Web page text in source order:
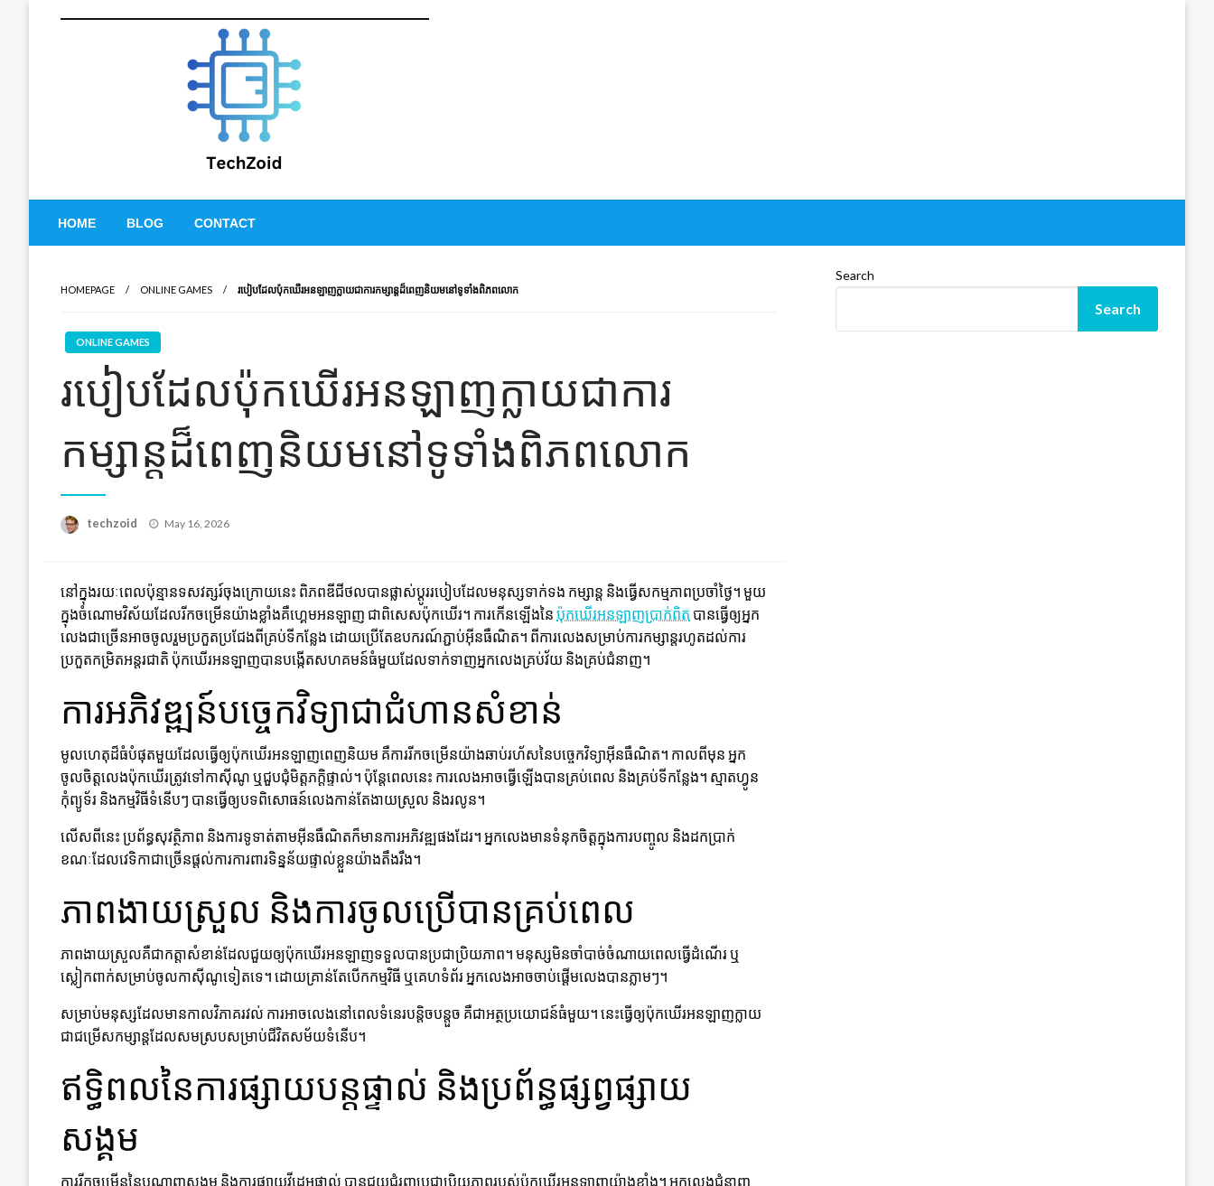
Tech Zoid
HOME BLOG CONTACT
HOMEPAGE ONLINE GAMES របៀបដែលប៉ុកឃើរអនឡាញក្លាយជាការកម្សាន្តដ៏ពេញនិយមនៅទូទាំងពិភពលោក
ONLINE GAMES
របៀបដែលប៉ុកឃើរអនឡាញក្លាយជាការ
កម្សាន្តដ៏ពេញនិយមនៅទូទាំងពិភពលោក
techzoid
Posted
May 16, 2026
នៅក្នុងរយៈពេលប៉ុន្មានទសវត្សរ៍ចុងក្រោយនេះ ពិភពឌីជីថលបានផ្លាស់ប្តូររបៀបដែលមនុស្សទាក់ទង កម្សាន្ត និងធ្វើសកម្មភាពប្រចាំថ្ងៃ។ មួយ
ក្នុងចំណោមវិស័យដែលរីកចម្រើនយ៉ាងខ្លាំងគឺហ្គេមអនឡាញ ជាពិសេសប៉ុកឃើរ។ ការកើនឡើងនៃ ប៉ុកឃើរអនឡាញប្រាក់ពិត បានធ្វើឲ្យអ្នក
លេងជាច្រើនអាចចូលរួមប្រកួតប្រជែងពីគ្រប់ទីកន្លែង ដោយប្រើតែឧបករណ៍ភ្ជាប់អ៊ីនធឺណិត។ ពីការលេងសម្រាប់ការកម្សាន្តរហូតដល់ការ
ប្រកួតកម្រិតអន្តរជាតិ ប៉ុកឃើរអនឡាញបានបង្កើតសហគមន៍ធំមួយដែលទាក់ទាញអ្នកលេងគ្រប់វ័យ និងគ្រប់ជំនាញ។
ការអភិវឌ្ឍន៍បច្ចេកវិទ្យាជាជំហានសំខាន់
មូលហេតុដ៏ធំបំផុតមួយដែលធ្វើឲ្យប៉ុកឃើរអនឡាញពេញនិយម គឺការរីកចម្រើនយ៉ាងឆាប់រហ័សនៃបច្ចេកវិទ្យាអ៊ីនធឺណិត។ កាលពីមុន អ្នក
ចូលចិត្តលេងប៉ុកឃើរត្រូវទៅកាស៊ីណូ ឬជួបជុំមិត្តភក្តិផ្ទាល់។ ប៉ុន្តែពេលនេះ ការលេងអាចធ្វើឡើងបានគ្រប់ពេល និងគ្រប់ទីកន្លែង។ ស្មាតហ្វូន
កុំព្យូទ័រ និងកម្មវិធីទំនើបៗ បានធ្វើឲ្យបទពិសោធន៍លេងកាន់តែងាយស្រួល និងរលូន។
លើសពីនេះ ប្រព័ន្ធសុវត្ថិភាព និងការទូទាត់តាមអ៊ីនធឺណិតក៏មានការអភិវឌ្ឍផងដែរ។ អ្នកលេងមានទំនុកចិត្តក្នុងការបញ្ចូល និងដកប្រាក់
ខណៈដែលវេទិកាជាច្រើនផ្តល់ការការពារទិន្នន័យផ្ទាល់ខ្លួនយ៉ាងតឹងរឹង។
ភាពងាយស្រួល និងការចូលប្រើបានគ្រប់ពេល
ភាពងាយស្រួលគឺជាកត្តាសំខាន់ដែលជួយឲ្យប៉ុកឃើរអនឡាញទទួលបានប្រជាប្រិយភាព។ មនុស្សមិនចាំបាច់ចំណាយពេលធ្វើដំណើរ ឬ
ស្លៀកពាក់សម្រាប់ចូលកាស៊ីណូទៀតទេ។ ដោយគ្រាន់តែបើកកម្មវិធី ឬគេហទំព័រ អ្នកលេងអាចចាប់ផ្តើមលេងបានភ្លាមៗ។
សម្រាប់មនុស្សដែលមានកាលវិភាគរវល់ ការអាចលេងនៅពេលទំនេរបន្តិចបន្តួច គឺជាអត្ថប្រយោជន៍ធំមួយ។ នេះធ្វើឲ្យប៉ុកឃើរអនឡាញក្លាយ
ជាជម្រើសកម្សាន្តដែលសមស្របសម្រាប់ជីវិតសម័យទំនើប។
ឥទ្ធិពលនៃការផ្សាយបន្តផ្ទាល់ និងប្រព័ន្ធផ្សព្វផ្សាយ
សង្គម
ការរីកចម្រើននៃបណ្តាញសង្គម និងការផ្សាយវីដេអូផ្ទាល់ បានជួយជំរុញប្រជាប្រិយភាពរបស់ប៉ុកឃើរអនឡាញយ៉ាងខ្លាំង។ អ្នកលេងជំនាញ
Search
Search